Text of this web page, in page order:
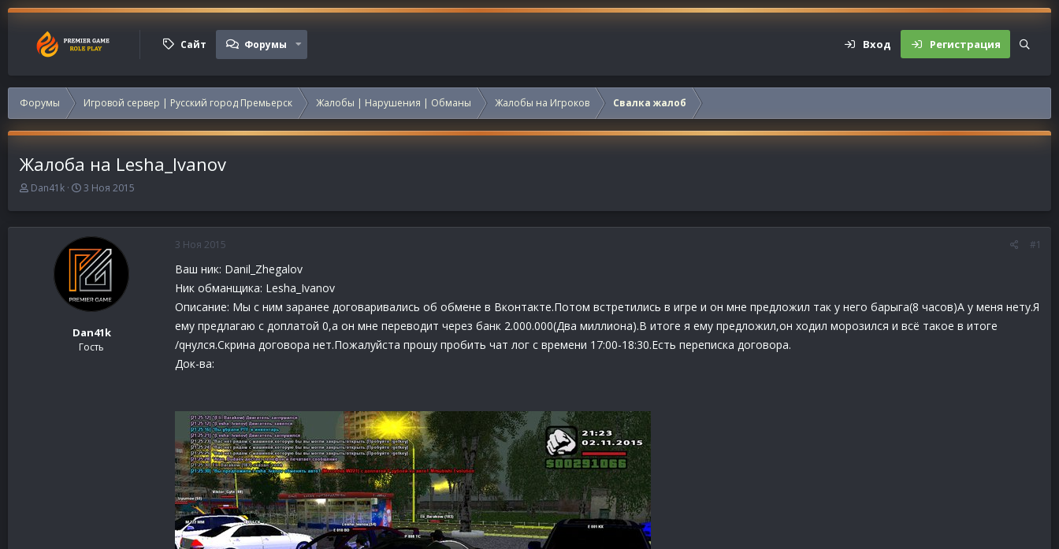
Сайт Форумы Вход Регистрация
Форумы Игровой сервер | Русский город Премьерск Жалобы | Нарушения | Обманы Жалобы на Игроков Свалка жалоб
Жалоба на Lesha_Ivanov
А
т
о
Dan41k
Д
т
а
а
ч
а
л
а
3 Ноя 2015
Dan41k
Гость
3 Ноя 2015 #1
Ваш ник: Danil_Zhegalov
Ник обманщика: Lesha_Ivanov
Описание: Мы с ним заранее договаривались об обмене в Вконтакте.Потом встретились в игре и он мне предложил так у него барыга(8 часов)А у меня нету.Я
ему предлагаю с доплатой 0,а он мне переводит через банк 2.000.000(Два миллиона).В итоге я ему предложил,он ходил морозился и всё такое в итоге
/qнулся.Скрина договора нет.Пожалуйста прошу пробить чат лог с времени 17:00-18:30.Есть переписка договора.
Док-ва: